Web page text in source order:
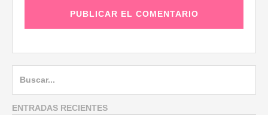
s
ENTRADAS RECIENTES